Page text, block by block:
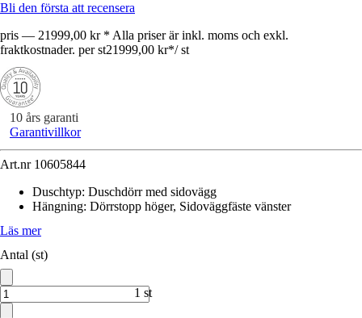
Bli den första att recensera
pris — 21999,00 kr * Alla priser är inkl. moms och exkl.
fraktkostnader. per st21999,00 kr*/ st
10 års garanti
Garantivillkor
Art.nr 10605844
Duschtyp: Duschdörr med sidovägg
Hängning: Dörrstopp höger, Sidoväggfäste vänster
Läs mer
Antal (st)
1 st